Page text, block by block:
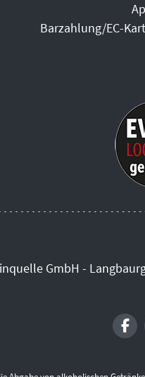
Barzahlung/EC-
GmbH -